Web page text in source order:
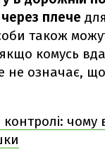
плече
також
комусь
не означає,
чому